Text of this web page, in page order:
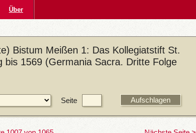
Über
Bistum Meißen 1: Das Kollegiatstift St.
1569 (Germania Sacra. Dritte Folge
Seite